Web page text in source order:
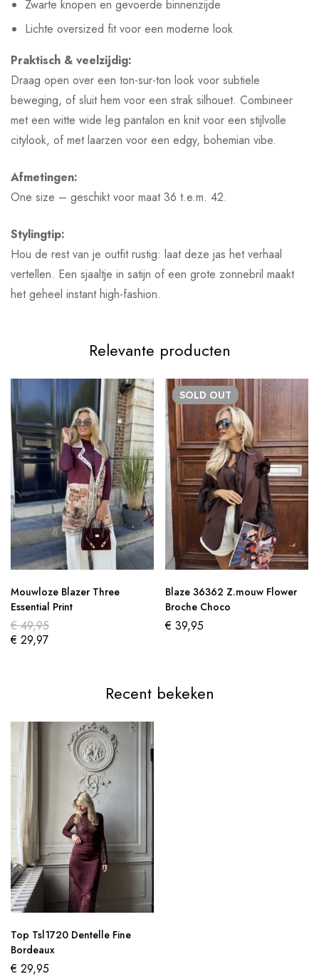
Zwarte knopen en gevoerde binnenzijde
Lichte oversized fit voor een moderne look
Praktisch & veelzijdig:
Draag open over een ton-sur-ton look voor subtiele
beweging, of sluit hem voor een strak silhouet. Combineer
met een witte wide leg pantalon en knit voor een stijlvolle
citylook, of met laarzen voor een edgy, bohemian vibe.
Afmetingen:
One size – geschikt voor maat 36 t.e.m. 42.
Stylingtip:
Hou de rest van je outfit rustig: laat deze jas het verhaal
vertellen. Een sjaaltje in satijn of een grote zonnebril maakt
het geheel instant high-fashion.
Relevante producten
Mouwloze Blazer Three
Essential Print
€49,95
€ 29,97
SOLD OUT
Blaze 36362 Z.mouw Flower
Broche Choco
€ 39,95
Recent bekeken
Top Tsl1720 Dentelle Fine
Bordeaux
€ 29,95